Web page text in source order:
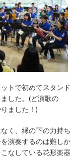
トで初めてスタンド
した。(ど演歌の
ました！)
く、縁の下の力持ち
演奏するのは難しか
なしている花形楽器